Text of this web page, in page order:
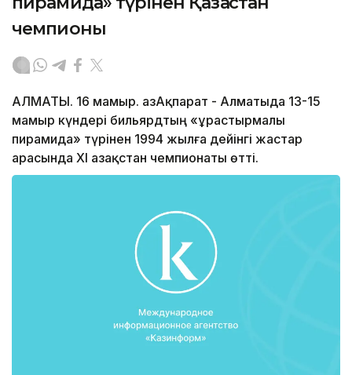
чемпионы
АЛМАТЫ. 16 мамыр. ҚазАқпарат - Алматыда 13-15
мамыр күндері бильярдтың «Құрастырмалы
пирамида» түрінен 1994 жылға дейінгі жастар
арасында ХІ Қазақстан чемпионаты өтті.